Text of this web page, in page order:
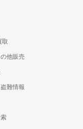
取
他販売
難情報